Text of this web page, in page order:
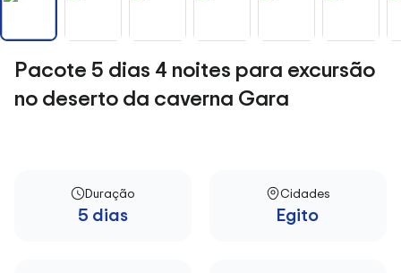
Pacote 5 dias 4 noites para excursão
no deserto da caverna Gara
Duração
5 dias
Cidades
Egito